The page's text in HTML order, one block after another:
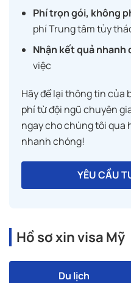
Phí trọn gói, không
phí Trung tâm tủy
Nhận kết quả nhanh
việc
Hãy để lại thông tin của
phí từ đội ngũ chuyên
ngay cho chúng tôi qua
nhanh chóng!
YÊU CẦU
Hồ sơ xin visa Mỹ
Du lịch